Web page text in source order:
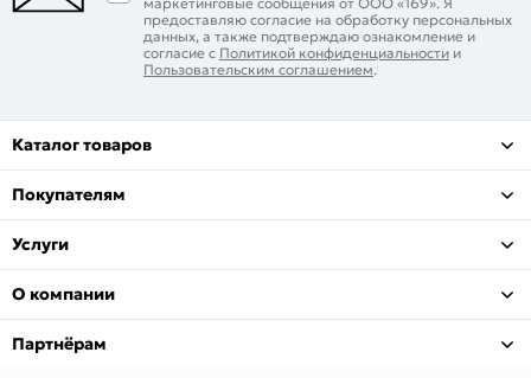
предоставляю согласие на обработку персональных
данных, а также подтверждаю ознакомление и
согласие с Политикой конфиденциальности и
Пользовательским соглашением.
Каталог товаров
Покупателям
Услуги
О компании
Партнёрам